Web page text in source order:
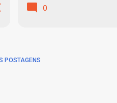
0
POSTAGENS